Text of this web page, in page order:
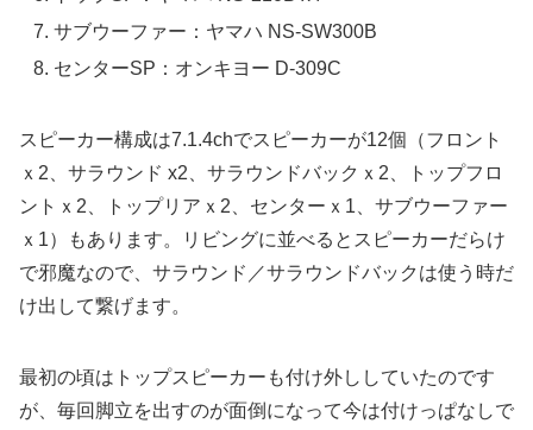
サブウーファー：ヤマハ NS-SW300B
センターSP：オンキヨー D-309C
スピーカー構成は7.1.4chでスピーカーが12個（フロント
ｘ2、サラウンド x2、サラウンドバックｘ2、トップフロ
ントｘ2、トップリアｘ2、センターｘ1、サブウーファー
ｘ1）もあります。リビングに並べるとスピーカーだらけ
で邪魔なので、サラウンド／サラウンドバックは使う時だ
け出して繋げます。
最初の頃はトップスピーカーも付け外ししていたのです
が、毎回脚立を出すのが面倒になって今は付けっぱなしで